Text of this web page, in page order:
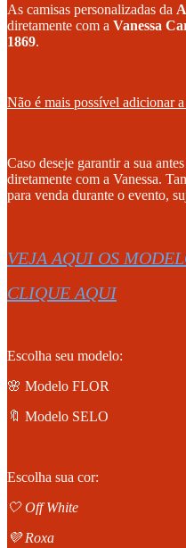
As camisas personalizadas da
diretamente com a Vanessa
1869.
Não é mais possível adicionar
Caso deseje garantir a sua
diretamente com a Vanessa.
para venda durante o evento,
VEJA AQUI OS
CLIQUE AQUI
Escolha seu modelo:
🌸 Modelo FLOR
🔖 Modelo SELO
Escolha sua cor:
🤍 Off White
💜 Roxa